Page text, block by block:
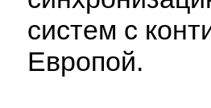
систем с
Европой.